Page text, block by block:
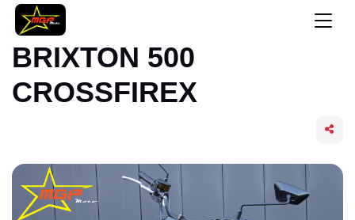
BRIXTON 500
CROSSFIREX